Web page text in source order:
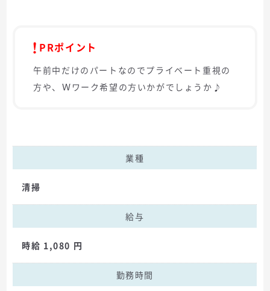
PRポイント
午前中だけのパートなのでプライベート重視の
方や、Ｗワーク希望の方いかがでしょうか♪
業種
清掃
給与
時給 1,080 円
勤務時間